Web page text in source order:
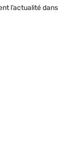
l’actualité dans